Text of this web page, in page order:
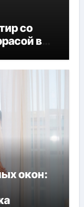
со
в
окон: